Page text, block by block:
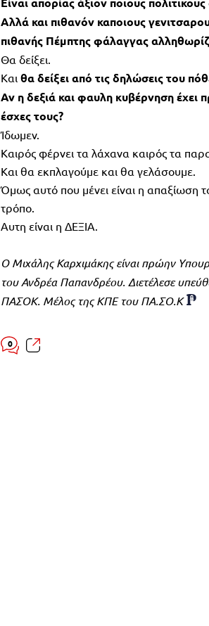
Αλλά και πιθανόν καποιους
πιθανής Πέμπτης φάλαγγας
Θα δείξει.
Και θα δείξει από τις δηλώσεις του
Αν η δεξιά και φαυλη κυβέρνηση
έσχες τους?
Ίδωμεν.
Καιρός φέρνει τα λάχανα καιρός τα
Και θα εκπλαγούμε και θα γελάσουμε.
Όμως αυτό που μένει είναι η απαξίωση
τρόπο.
Αυτη είναι η ΔΕΞΙΑ.
Ο Μιχάλης Καρχιμάκης είναι πρώην
του Ανδρέα Παπανδρέου. Διετέλεσε
ΠΑΣΟΚ. Μέλος της ΚΠΕ του ΠΑ.ΣΟ.Κ
0